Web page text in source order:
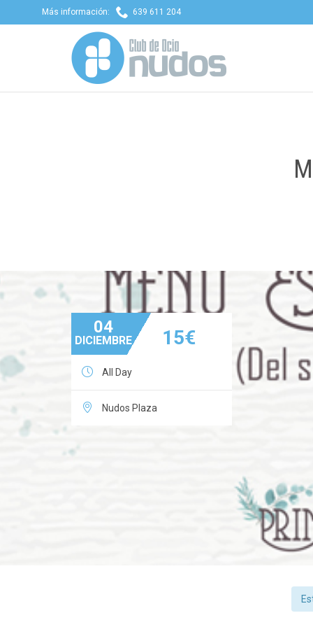
Más información:  639 611 204
04
DICIEMBRE 15€
 All Day
 Nudos Plaza